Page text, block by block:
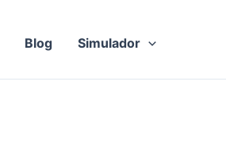
Blog Simulador